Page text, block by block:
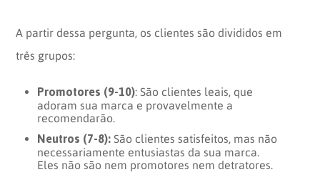
A partir dessa pergunta, os clientes são divididos em
três grupos:
Promotores (9-10): São clientes leais, que
adoram sua marca e provavelmente a
recomendarão.
Neutros (7-8): São clientes satisfeitos, mas não
necessariamente entusiastas da sua marca.
Eles não são nem promotores nem detratores.